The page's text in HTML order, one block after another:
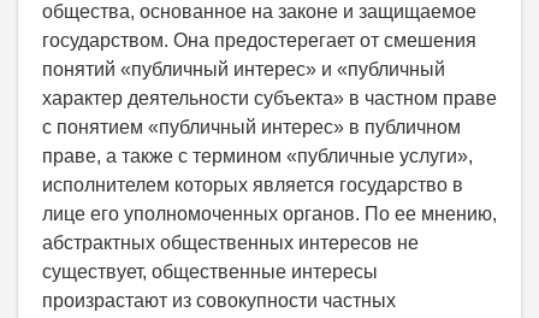
общества, основанное на законе и защищаемое
государством. Она предостерегает от смешения
понятий «публичный интерес» и «публичный
характер деятельности субъекта» в частном праве
с понятием «публичный интерес» в публичном
праве, а также с термином «публичные услуги»,
исполнителем которых является государство в
лице его уполномоченных органов. По ее мнению,
абстрактных общественных интересов не
существует, общественные интересы
произрастают из совокупности частных